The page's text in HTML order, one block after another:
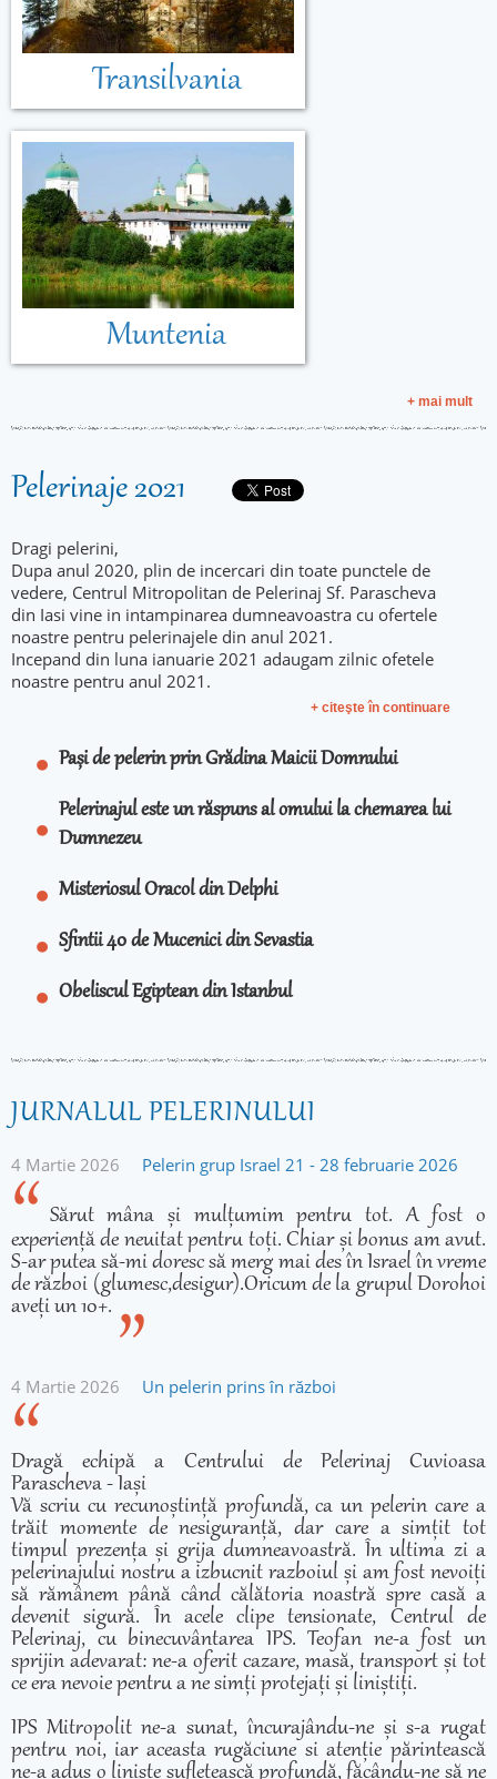
Transilvania
Muntenia
+ mai mult
Pelerinaje 2021
Dragi pelerini,
Dupa anul 2020, plin de incercari din toate punctele de
vedere, Centrul Mitropolitan de Pelerinaj Sf. Parascheva
din Iasi vine in intampinarea dumneavoastra cu ofertele
noastre pentru pelerinajele din anul 2021.
Incepand din luna ianuarie 2021 adaugam zilnic ofetele
noastre pentru anul 2021.
+ citeşte în continuare
Pași de pelerin prin Grădina Maicii Domnului
Pelerinajul este un răspuns al omului la chemarea lui
Dumnezeu
Misteriosul Oracol din Delphi
Sfintii 40 de Mucenici din Sevastia
Obeliscul Egiptean din Istanbul
JURNALUL PELERINULUI
4 Martie 2026 Pelerin grup Israel 21 - 28 februarie 2026
Sărut mâna și mulțumim pentru tot. A fost o
experiență de neuitat pentru toți. Chiar și bonus am avut.
S-ar putea să-mi doresc să merg mai des în Israel în vreme
de război (glumesc,desigur).Oricum de la grupul Dorohoi
aveți un 10+.
4 Martie 2026 Un pelerin prins în război
Dragă echipă a Centrului de Pelerinaj Cuvioasa
Parascheva - Iași
Vă scriu cu recunoștință profundă, ca un pelerin care a
trăit momente de nesiguranță, dar care a simțit tot
timpul prezența și grija dumneavoastră. În ultima zi a
pelerinajului nostru a izbucnit razboiul și am fost nevoiți
să rămânem până când călătoria noastră spre casă a
devenit sigură. În acele clipe tensionate, Centrul de
Pelerinaj, cu binecuvântarea IPS. Teofan ne-a fost un
sprijin adevarat: ne-a oferit cazare, masă, transport și tot
ce era nevoie pentru a ne simți protejați și liniștiți.
IPS Mitropolit ne-a sunat, încurajându-ne și s-a rugat
pentru noi, iar aceasta rugăciune si atenție părintească
ne-a adus o liniște sufletească profundă, făcându-ne să ne